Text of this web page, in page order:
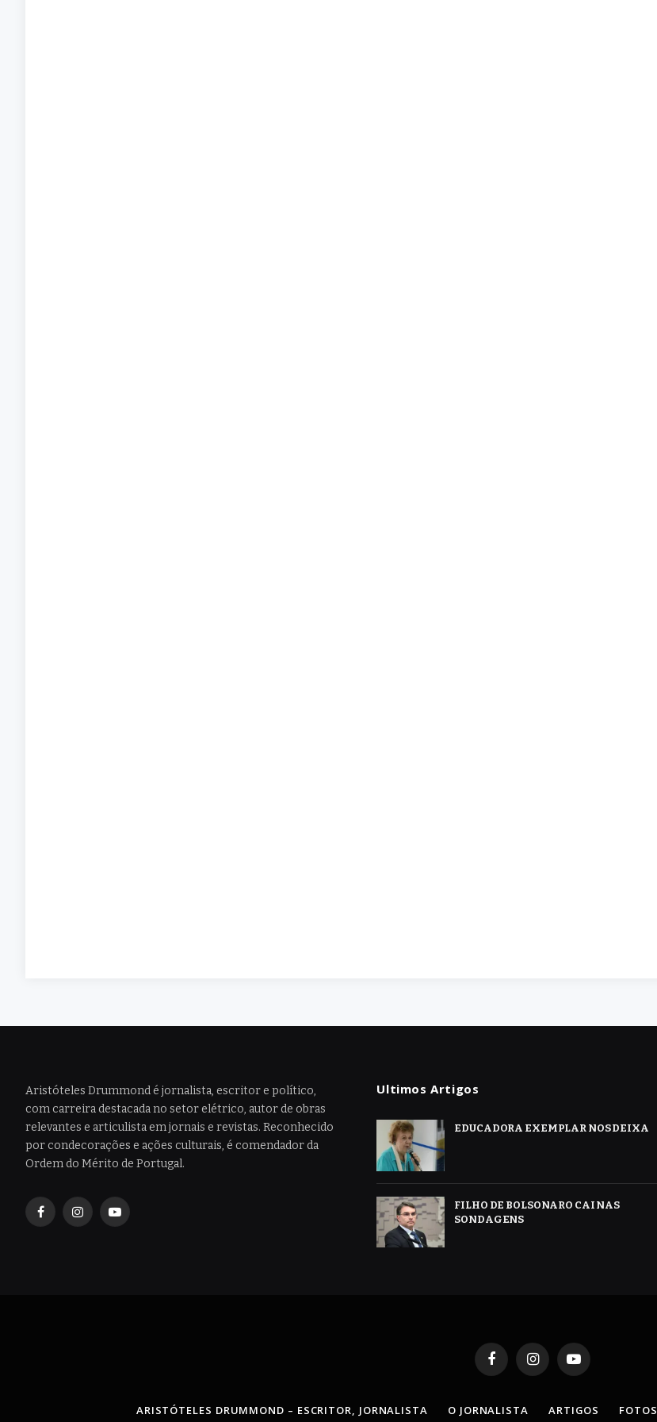
Aristóteles Drummond é jornalista, escritor e político,
com carreira destacada no setor elétrico, autor de obras
relevantes e articulista em jornais e revistas. Reconhecido
por condecorações e ações culturais, é comendador da
Ordem do Mérito de Portugal.
FacebookInstagramYouTube
Ultimos Artigos
EDUCADORA EXEMPLAR NOS DEIXA
FILHO DE BOLSONARO CAI NAS
SONDAGENS
FacebookInstagramYouTube
ARISTÓTELES DRUMMOND – ESCRITOR, JORNALISTA O JORNALISTA ARTIGOS FOTOS